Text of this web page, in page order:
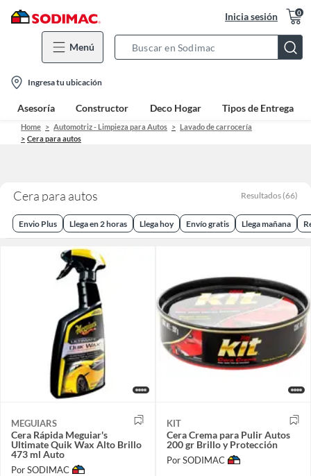
Inicia sesión 0
Menú
Bar
location-
icon
Ingresa tu ubicación
Asesoría Constructor Deco Hogar Tipos de Entrega
Home Automotriz - Limpieza para Autos
Lavado de carrocería
Cera para autos
Cera para autos Resultados (66)
Envio Plus Llega en 2 horas Llega hoy Envío gratis Llega mañana
MEGUIARS
Cera Rápida Meguiar's
Ultimate Quik Wax Alto Brillo
473 ml Auto
Por SODIMAC
KIT
Cera Crema para Pulir Autos
200 gr Brillo y Protección
Por SODIMAC